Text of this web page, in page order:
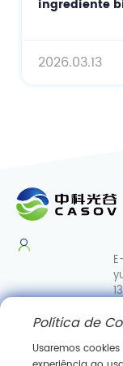
ingrediente
2026.03.13
Política de
Usaremos